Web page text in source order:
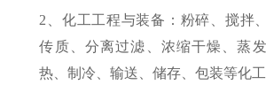
2、化工工程与装备：粉碎、搅拌
传质、分离过滤、浓缩干燥、蒸
热、制冷、输送、储存、包装等化